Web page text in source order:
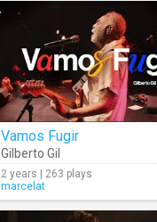
Vamos Fugir
Gilberto Gil
2 years | 263 plays
marcelat